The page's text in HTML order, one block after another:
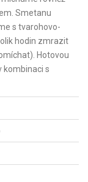
Smetanu
s tvarohovo-
hodin zmrazit
Hotovou
kombinaci s